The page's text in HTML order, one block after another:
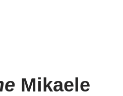
Mikaele